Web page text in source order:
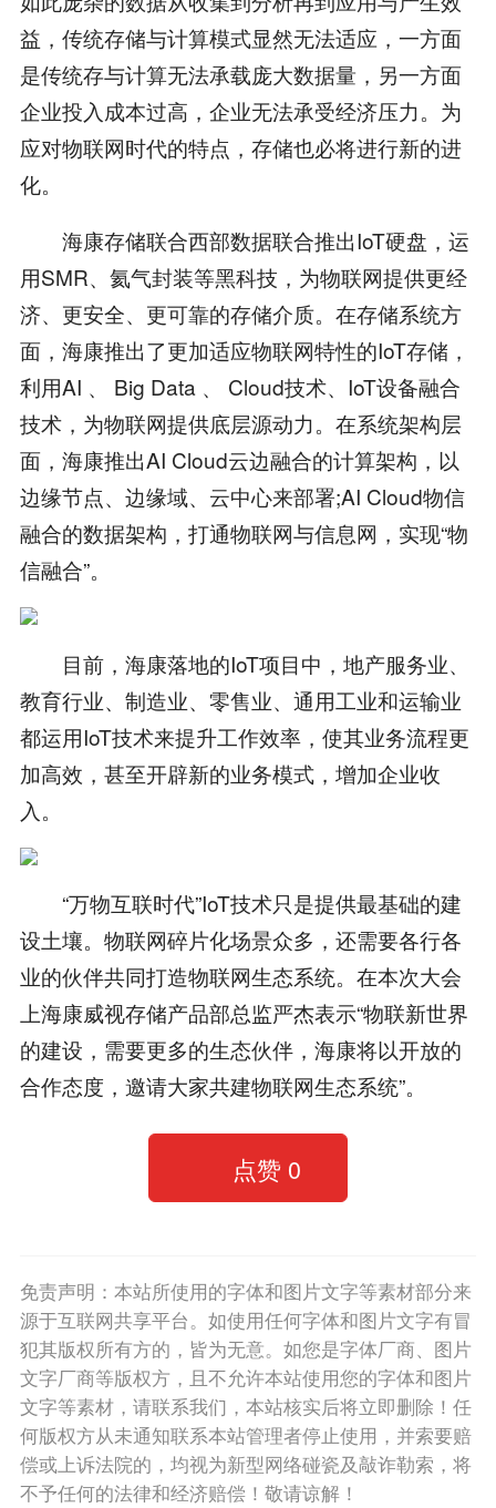
益，传统存储与计算模式显然无法适应，一方面
是传统存与计算无法承载庞大数据量，另一方面
企业投入成本过高，企业无法承受经济压力。为
应对物联网时代的特点，存储也必将进行新的进
化。
海康存储联合西部数据联合推出IoT硬盘，运
用SMR、氦气封装等黑科技，为物联网提供更经
济、更安全、更可靠的存储介质。在存储系统方
面，海康推出了更加适应物联网特性的IoT存储，
利用AI 、 Big Data 、 Cloud技术、IoT设备融合
技术，为物联网提供底层源动力。在系统架构层
面，海康推出AI Cloud云边融合的计算架构，以
边缘节点、边缘域、云中心来部署;AI Cloud物信
融合的数据架构，打通物联网与信息网，实现“物
信融合”。
目前，海康落地的IoT项目中，地产服务业、
教育行业、制造业、零售业、通用工业和运输业
都运用IoT技术来提升工作效率，使其业务流程更
加高效，甚至开辟新的业务模式，增加企业收
入。
“万物互联时代”IoT技术只是提供最基础的建
设土壤。物联网碎片化场景众多，还需要各行各
业的伙伴共同打造物联网生态系统。在本次大会
上海康威视存储产品部总监严杰表示“物联新世界
的建设，需要更多的生态伙伴，海康将以开放的
合作态度，邀请大家共建物联网生态系统”。
点赞 0
免责声明：本站所使用的字体和图片文字等素材部分来
源于互联网共享平台。如使用任何字体和图片文字有冒
犯其版权所有方的，皆为无意。如您是字体厂商、图片
文字厂商等版权方，且不允许本站使用您的字体和图片
文字等素材，请联系我们，本站核实后将立即删除！任
何版权方从未通知联系本站管理者停止使用，并索要赔
偿或上诉法院的，均视为新型网络碰瓷及敲诈勒索，将
不予任何的法律和经济赔偿！敬请谅解！